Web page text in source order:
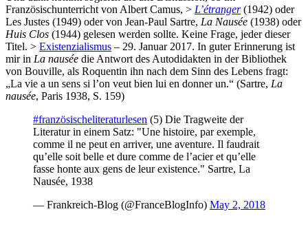
Französischunterricht von Albert Camus, > L’étranger(1942) oder
Les Justes (1949) oder von Jean-Paul Sartre, La Nausée (1938) oder
Huis Clos (1944) gelesen werden sollte. Keine Frage, jeder dieser
Titel. > Existenzialismus – 29. Januar 2017. In guter Erinnerung ist
mir in La nausée die Antwort des Autodidakten in der Bibliothek
von Bouville, als Roquentin ihn nach dem Sinn des Lebens fragt:
„La vie a un sens si l’on veut bien lui en donner un.“ (Sartre, La
nausée, Paris 1938, S. 159)
#französischeliteraturlesen (5) Die Tragweite der
Literatur in einem Satz: "Une histoire, par exemple,
comme il ne peut en arriver, une aventure. Il faudrait
qu’elle soit belle et dure comme de l’acier et qu’elle
fasse honte aux gens de leur existence." Sartre, La
Nausée, 1938
— Frankreich-Blog (@FranceBlogInfo) May 2, 2018